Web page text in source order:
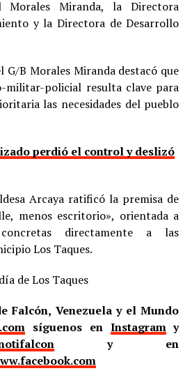
Morales Miranda, la Directora
y la Directora de Desarrollo
G/B Morales Miranda destacó que
militar-policial resulta clave para
las necesidades del pueblo
perdió el control y deslizó
Arcaya ratificó la premisa de
menos escritorio», orientada a
directamente a las
Los Taques.
de Los Taques
Falcón, Venezuela y el Mundo
síguenos en Instagramy
y en